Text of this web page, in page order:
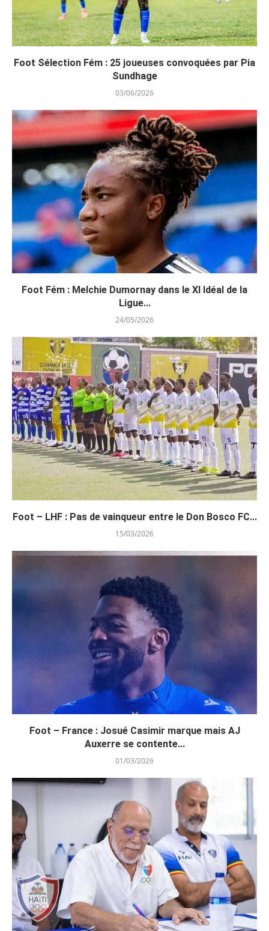
Foot Sélection Fém : 25 joueuses convoquées par Pia
Sundhage
03/06/2026
Foot Fém : Melchie Dumornay dans le XI Idéal de la
Ligue...
24/05/2026
Foot – LHF : Pas de vainqueur entre le Don Bosco FC...
15/03/2026
Foot – France : Josué Casimir marque mais AJ
Auxerre se contente...
01/03/2026